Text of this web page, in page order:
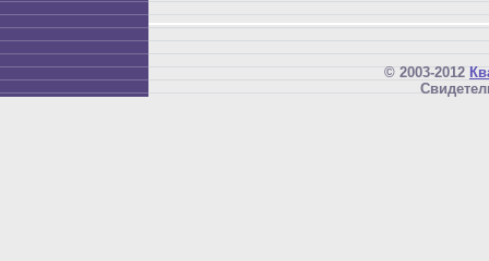
© 2003-2012